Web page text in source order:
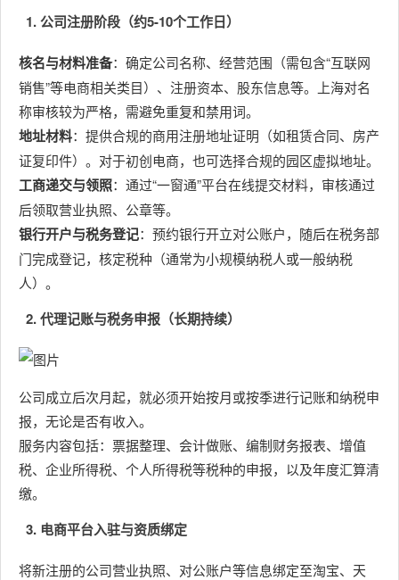
1. 公司注册阶段（约5-10个工作日）
核名与材料准备：确定公司名称、经营范围（需包含“互联网
销售”等电商相关类目）、注册资本、股东信息等。上海对名
称审核较为严格，需避免重复和禁用词。
地址材料：提供合规的商用注册地址证明（如租赁合同、房产
证复印件）。对于初创电商，也可选择合规的园区虚拟地址。
工商递交与领照：通过“一窗通”平台在线提交材料，审核通过
后领取营业执照、公章等。
银行开户与税务登记：预约银行开立对公账户，随后在税务部
门完成登记，核定税种（通常为小规模纳税人或一般纳税
人）。
2. 代理记账与税务申报（长期持续）
公司成立后次月起，就必须开始按月或按季进行记账和纳税申
报，无论是否有收入。
服务内容包括：票据整理、会计做账、编制财务报表、增值
税、企业所得税、个人所得税等税种的申报，以及年度汇算清
缴。
3. 电商平台入驻与资质绑定
将新注册的公司营业执照、对公账户等信息绑定至淘宝、天